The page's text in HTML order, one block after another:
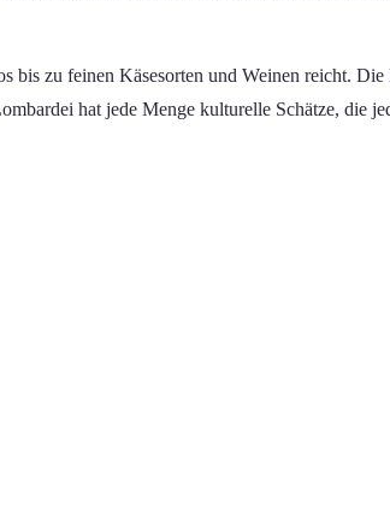
bis zu feinen Käsesorten und Weinen reicht.
hat jede Menge kulturelle Schätze, die